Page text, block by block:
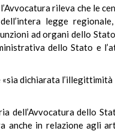
rileva che le
legge
ad organi dello
dello Stato e
dichiarata
dell’Avvocatura dello
anche in relazione agli